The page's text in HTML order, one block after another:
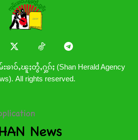
ၶၢဝ်ႇၽူႈတွႆႇႁွၵ်ႈ (Shan Herald Agency
All rights reserved.